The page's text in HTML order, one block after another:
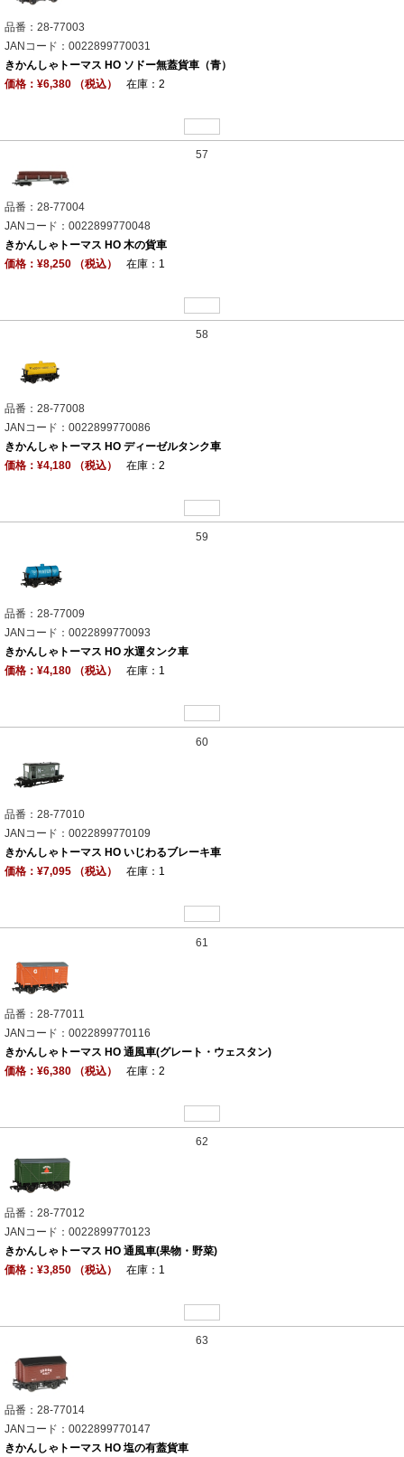
品番：28-77003
JANコード：0022899770031
きかんしゃトーマス HO ソドー無蓋貨車（青）
価格：¥6,380 （税込）
在庫：2
57
品番：28-77004
JANコード：0022899770048
きかんしゃトーマス HO 木の貨車
価格：¥8,250 （税込）
在庫：1
58
品番：28-77008
JANコード：0022899770086
きかんしゃトーマス HO ディーゼルタンク車
価格：¥4,180 （税込）
在庫：2
59
品番：28-77009
JANコード：0022899770093
きかんしゃトーマス HO 水運タンク車
価格：¥4,180 （税込）
在庫：1
60
品番：28-77010
JANコード：0022899770109
きかんしゃトーマス HO いじわるブレーキ車
価格：¥7,095 （税込）
在庫：1
61
品番：28-77011
JANコード：0022899770116
きかんしゃトーマス HO 通風車(グレート・ウェスタン)
価格：¥6,380 （税込）
在庫：2
62
品番：28-77012
JANコード：0022899770123
きかんしゃトーマス HO 通風車(果物・野菜)
価格：¥3,850 （税込）
在庫：1
63
品番：28-77014
JANコード：0022899770147
きかんしゃトーマス HO 塩の有蓋貨車